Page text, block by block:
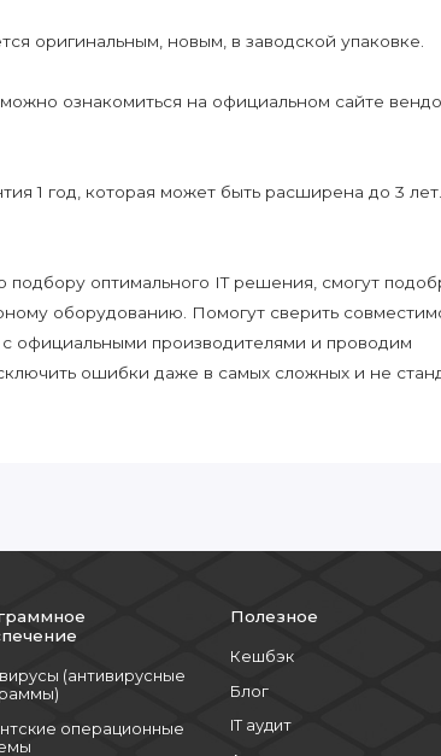
оригинальным, новым, в заводской упаковке.
ознакомиться на официальном сайте
1 год, которая может быть расширена до 3 лет.
оптимального IT решения, смогут
оборудованию. Помогут сверить
официальными производителями и проводим
ошибки даже в самых сложных и не
(антивирусные
операционные
Полезное
Кешбэк
Блог
IT аудит